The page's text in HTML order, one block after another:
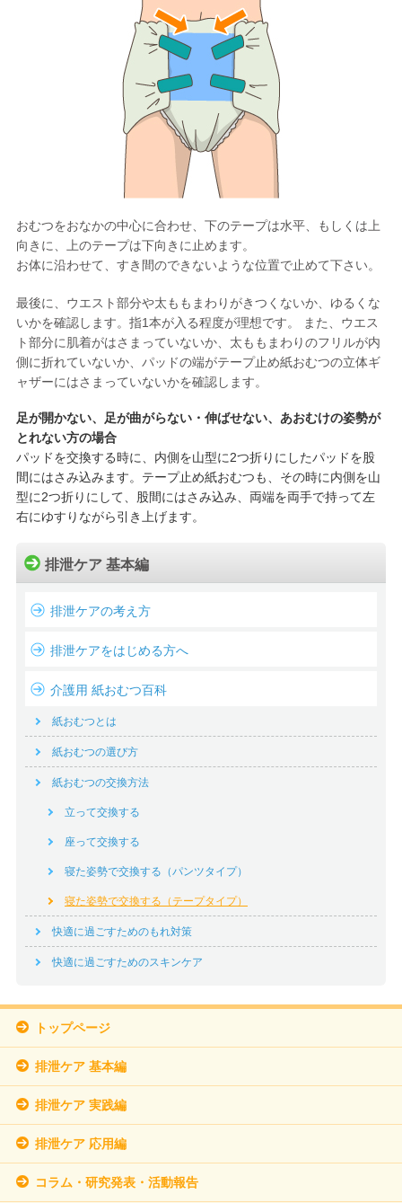
排泄ケア 基本編
排泄ケアの考え方
排泄ケアをはじめる方へ
介護用 紙おむつ百科
紙おむつとは
紙おむつの選び方
紙おむつの交換方法
立って交換する
座って交換する
寝た姿勢で交換する（パンツタイプ）
寝た姿勢で交換する（テープタイプ）
快適に過ごすためのもれ対策
快適に過ごすためのスキンケア
おむつをおなかの中心に合わせ、下のテープは水平、もしくは上
向きに、上のテープは下向きに止めます。
お体に沿わせて、すき間のできないような位置で止めて下さい。
最後に、ウエスト部分や太ももまわりがきつくないか、ゆるくな
いかを確認します。指1本が入る程度が理想です。 また、ウエス
ト部分に肌着がはさまっていないか、太ももまわりのフリルが内
側に折れていないか、パッドの端がテープ止め紙おむつの立体ギ
ャザーにはさまっていないかを確認します。
足が開かない、足が曲がらない・伸ばせない、あおむけの姿勢が
とれない方の場合
パッドを交換する時に、内側を山型に2つ折りにしたパッドを股
間にはさみ込みます。テープ止め紙おむつも、その時に内側を山
型に2つ折りにして、股間にはさみ込み、両端を両手で持って左
右にゆすりながら引き上げます。
トップページ
排泄ケア 基本編
排泄ケア 実践編
排泄ケア 応用編
コラム・研究発表・活動報告